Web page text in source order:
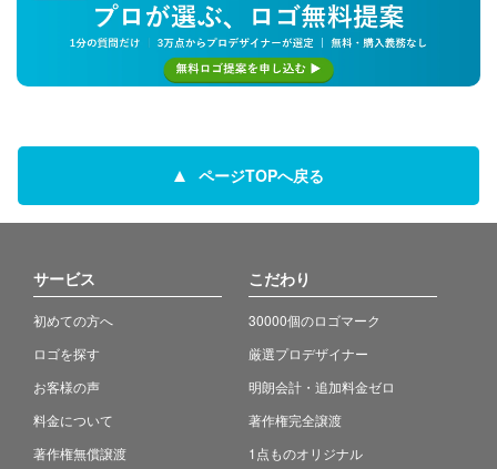
ページTOPへ戻る
サービス
初めての方へ
ロゴを探す
お客様の声
料金について
著作権無償譲渡
こだわり
30000個のロゴマーク
厳選プロデザイナー
明朗会計・追加料金ゼロ
著作権完全譲渡
1点ものオリジナル